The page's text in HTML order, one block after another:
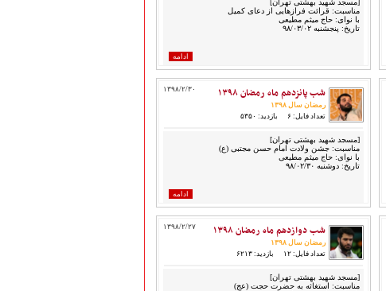
[مسجد شهید بهشتی تهران]
مناسبت: قرائت فرازهایی از دعای کمیل
با نوای: حاج میثم مطیعی
تاریخ: پنجشنبه ۹۸/۰۳/۰۲
ادامه
۱۳۹۸/۲/۳۰ شب پانزدهم ماه رمضان ۱۳۹۸
رمضان سال ۱۳۹۸
تعداد فایل: ۶
بازدید: ۵۳۵۰
[مسجد شهید بهشتی تهران]
مناسبت: جشن ولادت امام حسن مجتبی (ع)
با نوای: حاج میثم مطیعی
تاریخ: دوشنبه ۹۸/۰۲/۳۰
ادامه
۱۳۹۸/۲/۲۷ شب دوازدهم ماه رمضان ۱۳۹۸
رمضان سال ۱۳۹۸
تعداد فایل: ۱۲
بازدید: ۶۲۱۳
[مسجد شهید بهشتی تهران]
مناسبت: استغاثه به حضرت حجت (عج)